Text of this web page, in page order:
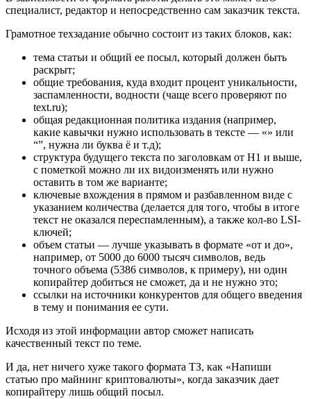
специалист, редактор и непосредственно сам заказчик текста.
Грамотное техзадание обычно состоит из таких блоков, как:
тема статьи и общий ее посыл, который должен быть
раскрыт;
общие требования, куда входит процент уникальности,
заспамленности, водности (чаще всего проверяют по
text.ru);
общая редакционная политика издания (например,
какие кавычки нужно использовать в тексте ― «» или
“”, нужна ли буква ё и т.д);
структура будущего текста по заголовкам от H1 и выше,
с пометкой можно ли их видоизменять или нужно
оставить в том же варианте;
ключевые вхождения в прямом и разбавленном виде с
указанием количества (делается для того, чтобы в итоге
текст не оказался переспамленным), а также кол-во LSI-
ключей;
объем статьи ― лучше указывать в формате «от и до»,
например, от 5000 до 6000 тысяч символов, ведь
точного объема (5386 символов, к примеру), ни один
копирайтер добиться не сможет, да и не нужно это;
ссылки на источники конкурентов для общего введения
в тему и понимания ее сути.
Исходя из этой информации автор сможет написать
качественный текст по теме.
И да, нет ничего хуже такого формата ТЗ, как «Напиши
статью про майнинг криптовалюты», когда заказчик дает
копирайтеру лишь общий посыл.